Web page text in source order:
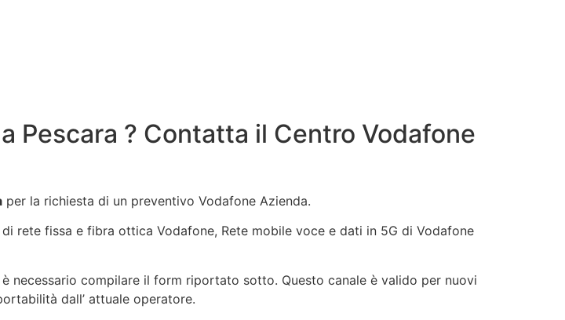
Pescara ? Contatta il Centro Vodafone
per la richiesta di un preventivo Vodafone Azienda.
fissa e fibra ottica Vodafone, Rete mobile voce e dati in 5G di Vodafone
è necessario compilare il form riportato sotto. Questo canale è valido per nuovi
dall’ attuale operatore.